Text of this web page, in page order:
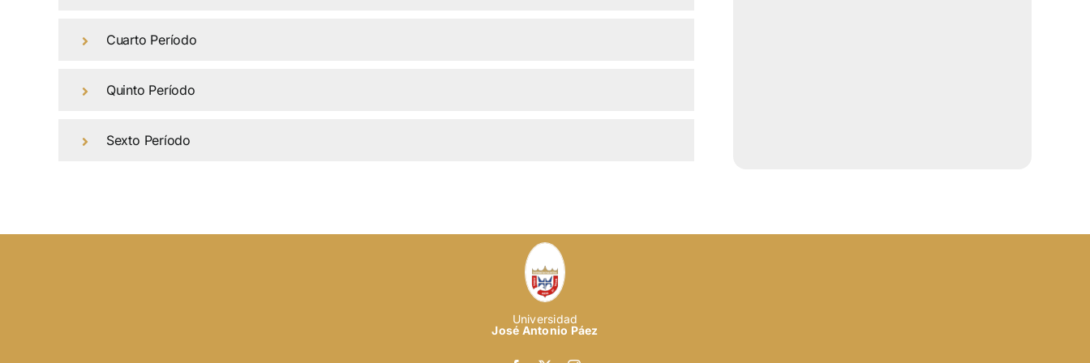
Cuarto Período
Quinto Período
Sexto Período
Universidad
José Antonio Páez